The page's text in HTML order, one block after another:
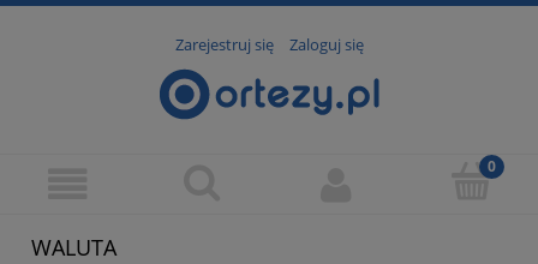
Zarejestruj się Zaloguj się
WALUTA